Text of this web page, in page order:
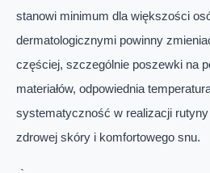
stanowi minimum dla większości
dermatologicznymi powinny
częściej, szczególnie poszewki na
materiałów, odpowiednia
systematyczność w realizacji
zdrowej skóry i komfortowego snu.